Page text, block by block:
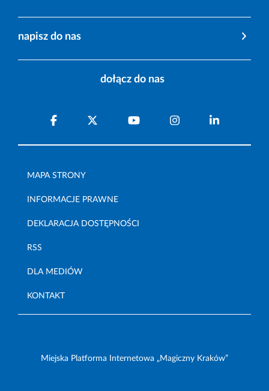
napisz do nas
dołącz do nas
MAPA STRONY
INFORMACJE PRAWNE
DEKLARACJA DOSTĘPNOŚCI
RSS
DLA MEDIÓW
KONTAKT
Miejska Platforma Internetowa „Magiczny Kraków”